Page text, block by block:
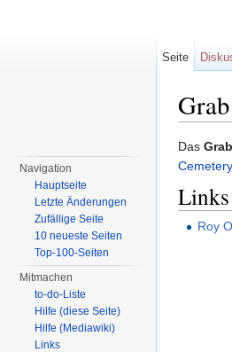
Das
Cemetery
Links
Roy
Seite
Navigation
Hauptseite
Letzte Änderungen
Zufällige Seite
10 neueste Seiten
Top-100-Seiten
Mitmachen
to-do-Liste
Hilfe (diese Seite)
Hilfe (Mediawiki)
Links